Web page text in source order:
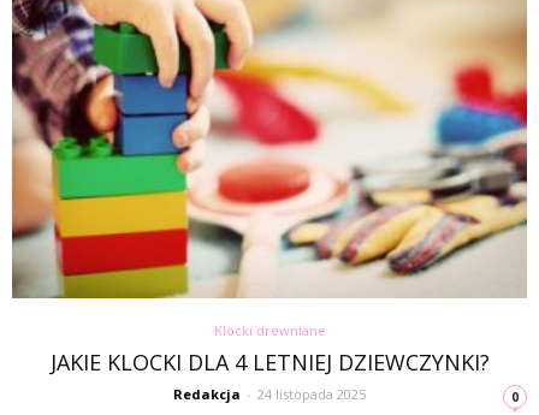
Klocki drewniane
JAKIE KLOCKI DLA 4 LETNIEJ DZIEWCZYNKI?
Redakcja - 24 listopada 2025 0